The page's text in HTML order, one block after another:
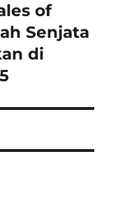
of
Senjata
di